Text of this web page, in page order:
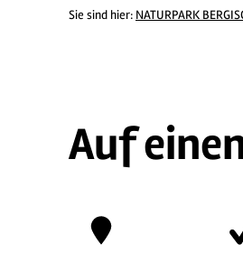
Sie sind hier: NATURPARK
Auf